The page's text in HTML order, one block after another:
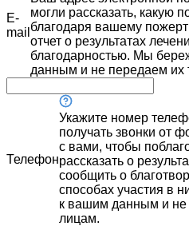
E-
mail
могли рассказать, какую
благодаря вашему
отчет о результатах
благодарностью. Мы
данным и не передаем их
Телефон
Укажите номер
получать звонки от
с вами, чтобы
рассказать о
сообщить о
способах участия в
к вашим данным и не
лицам.